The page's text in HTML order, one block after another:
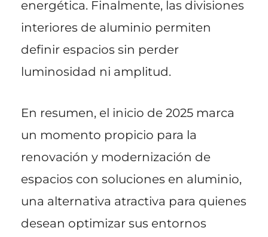
energética. Finalmente, las divisiones
interiores de aluminio permiten
definir espacios sin perder
luminosidad ni amplitud.
En resumen, el inicio de 2025 marca
un momento propicio para la
renovación y modernización de
espacios con soluciones en aluminio,
una alternativa atractiva para quienes
desean optimizar sus entornos